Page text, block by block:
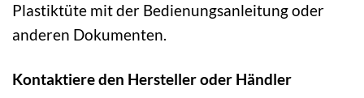
Plastiktüte mit der Bedienungsanleitung oder
anderen Dokumenten.
Kontaktiere den Hersteller oder Händler